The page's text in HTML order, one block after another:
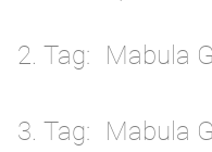
2. Tag Mabula
3. Tag
Mabula